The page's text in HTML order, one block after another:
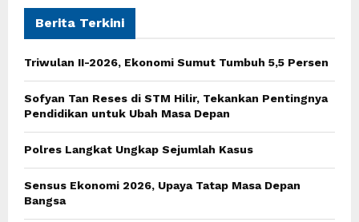
f
r
C
H
Berita Terkini
Triwulan II-2026, Ekonomi Sumut Tumbuh 5,5 Persen
Sofyan Tan Reses di STM Hilir, Tekankan Pentingnya
Pendidikan untuk Ubah Masa Depan
Polres Langkat Ungkap Sejumlah Kasus
Sensus Ekonomi 2026, Upaya Tatap Masa Depan
Bangsa